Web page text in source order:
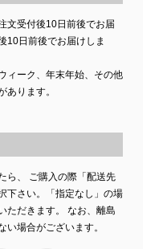
文受付後10日前後でお届
10日前後でお届けしま
ィーク、年末年始、その他
あります。
ら、 ご購入の際「配送先
下さい。「指定なし」の場
ただきます。 なお、離島
場合がございます。